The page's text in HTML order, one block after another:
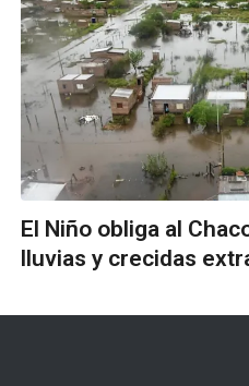
El Niño obliga al
lluvias y crecidas